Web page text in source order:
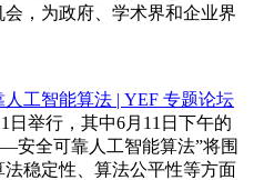
，为政府、学术界和企业界
工智能算法 | YEF 专题论坛
日举行，其中6月11日下午的
安全可靠人工智能算法”将围
稳定性、算法公平性等方面